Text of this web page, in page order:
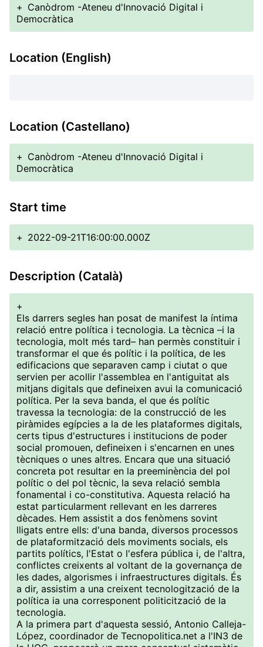
+ Canòdrom -Ateneu d'Innovació Digital i
Democràtica
Location (English)
Location (Castellano)
+ Canòdrom -Ateneu d'Innovació Digital i
Democràtica
Start time
+ 2022-09-21T16:00:00.000Z
Description (Català)
+
Els darrers segles han posat de manifest la íntima
relació entre política i tecnologia. La tècnica –i la
tecnologia, molt més tard– han permès constituir i
transformar el que és polític i la política, de les
edificacions que separaven camp i ciutat o que
servien per acollir l'assemblea en l'antiguitat als
mitjans digitals que defineixen avui la comunicació
política. Per la seva banda, el que és polític
travessa la tecnologia: de la construcció de les
piràmides egípcies a la de les plataformes digitals,
certs tipus d'estructures i institucions de poder
social promouen, defineixen i s'encarnen en unes
tècniques o unes altres. Encara que una situació
concreta pot resultar en la preeminència del pol
polític o del pol tècnic, la seva relació sembla
fonamental i co-constitutiva. Aquesta relació ha
estat particularment rellevant en les darreres
dècades. Hem assistit a dos fenòmens sovint
lligats entre ells: d'una banda, diversos processos
de plataformització dels moviments socials, els
partits polítics, l'Estat o l'esfera pública i, de l'altra,
conflictes creixents al voltant de la governança de
les dades, algorismes i infraestructures digitals. És
a dir, assistim a una creixent tecnologització de la
política ia una corresponent politicització de la
tecnologia.
A la primera part d'aquesta sessió, Antonio Calleja-
López, coordinador de Tecnopolitica.net a l'IN3 de